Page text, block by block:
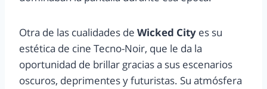
Otra de las cualidades de Wicked City es su
estética de cine Tecno-Noir, que le da la
oportunidad de brillar gracias a sus escenarios
oscuros, deprimentes y futuristas. Su atmósfera